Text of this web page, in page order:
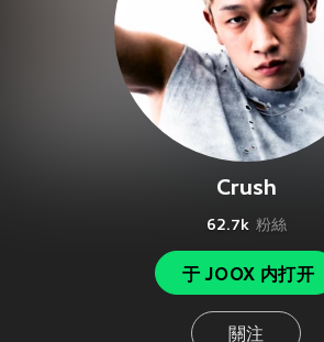
Crush
62.7k 粉絲
于 JOOX 内打开
關注